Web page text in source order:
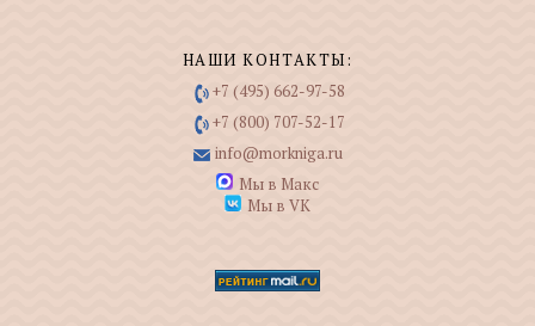
НАШИ КОНТАКТЫ:
+7 (495) 662-97-58
+7 (800) 707-52-17
info@morkniga.ru
Мы в Макс
Мы в VK